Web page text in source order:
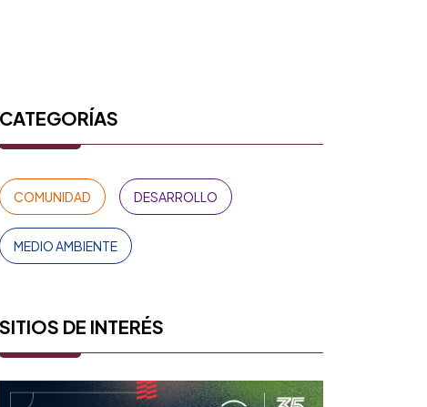
CATEGORÍAS
COMUNIDAD DESARROLLO
MEDIO AMBIENTE
SITIOS DE INTERÉS